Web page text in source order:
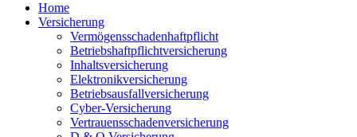
Home
Versicherung
Vermögensschadenhaftpflicht
Betriebshaftpflichtversicherung
Inhaltsversicherung
Elektronikversicherung
Betriebsausfallversicherung
Cyber-Versicherung
Vertrauensschadenversicherung